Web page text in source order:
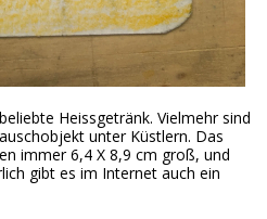
Heissgetränk. Vielmehr sind
unter Küstlern. Das
immer 6,4 X 8,9 cm groß, und
gibt es im Internet auch ein